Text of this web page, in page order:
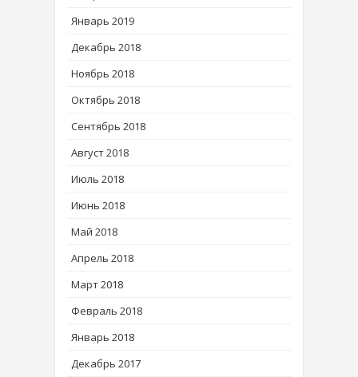
Январь 2019
Декабрь 2018
Ноябрь 2018
Октябрь 2018
Сентябрь 2018
Август 2018
Июль 2018
Июнь 2018
Май 2018
Апрель 2018
Март 2018
Февраль 2018
Январь 2018
Декабрь 2017